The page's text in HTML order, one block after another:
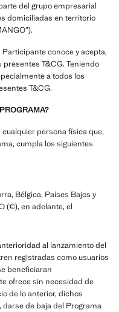
del grupo empresarial
domiciliadas en territorio
conoce y acepta,
T&CG. Teniendo
a todos los
T&CG.
persona física que,
cumpla los siguientes
Bélgica, Países Bajos y
(€), en adelante, el
al lanzamiento del
registradas como usuarios
beneficiaran
ofrece sin necesidad de
de lo anterior, dichos
de baja del Programa